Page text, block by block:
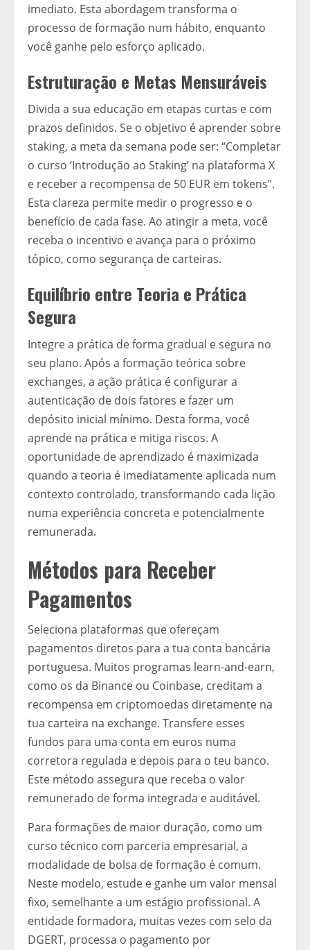
imediato. Esta abordagem transforma o
processo de formação num hábito, enquanto
você ganhe pelo esforço aplicado.
Estruturação e Metas Mensuráveis
Divida a sua educação em etapas curtas e com
prazos definidos. Se o objetivo é aprender sobre
staking, a meta da semana pode ser: “Completar
o curso ‘Introdução ao Staking’ na plataforma X
e receber a recompensa de 50 EUR em tokens”.
Esta clareza permite medir o progresso e o
benefício de cada fase. Ao atingir a meta, você
receba o incentivo e avança para o próximo
tópico, como segurança de carteiras.
Equilíbrio entre Teoria e Prática
Segura
Integre a prática de forma gradual e segura no
seu plano. Após a formação teórica sobre
exchanges, a ação prática é configurar a
autenticação de dois fatores e fazer um
depósito inicial mínimo. Desta forma, você
aprende na prática e mitiga riscos. A
oportunidade de aprendizado é maximizada
quando a teoria é imediatamente aplicada num
contexto controlado, transformando cada lição
numa experiência concreta e potencialmente
remunerada.
Métodos para Receber
Pagamentos
Seleciona plataformas que ofereçam
pagamentos diretos para a tua conta bancária
portuguesa. Muitos programas learn-and-earn,
como os da Binance ou Coinbase, creditam a
recompensa em criptomoedas diretamente na
tua carteira na exchange. Transfere esses
fundos para uma conta em euros numa
corretora regulada e depois para o teu banco.
Este método assegura que receba o valor
remunerado de forma integrada e auditável.
Para formações de maior duração, como um
curso técnico com parceria empresarial, a
modalidade de bolsa de formação é comum.
Neste modelo, estude e ganhe um valor mensal
fixo, semelhante a um estágio profissional. A
entidade formadora, muitas vezes com selo da
DGERT, processa o pagamento por